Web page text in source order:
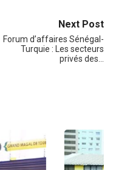
Next Post
Forum d’affaires Sénégal-
Turquie : Les secteurs
privés des…